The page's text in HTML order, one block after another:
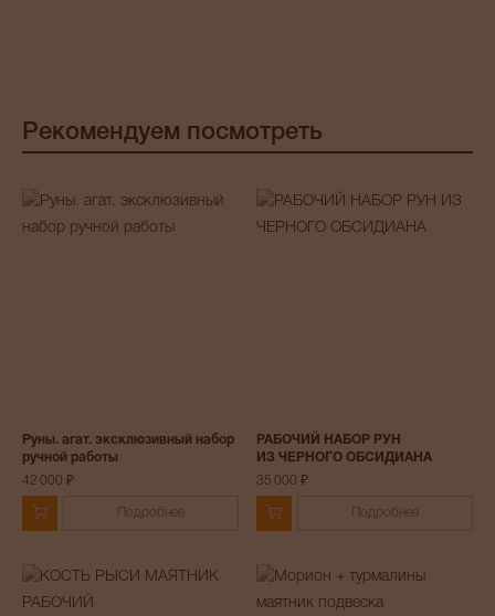
Рекомендуем посмотреть
Руны. агат. эксклюзивный набор
ручной работы
42 000 ₽
Подробнее
РАБОЧИЙ НАБОР РУН
ИЗ ЧЕРНОГО ОБСИДИАНА
35 000 ₽
Подробнее